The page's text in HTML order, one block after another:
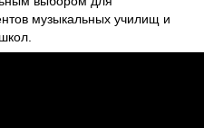
музыкальных училищ и